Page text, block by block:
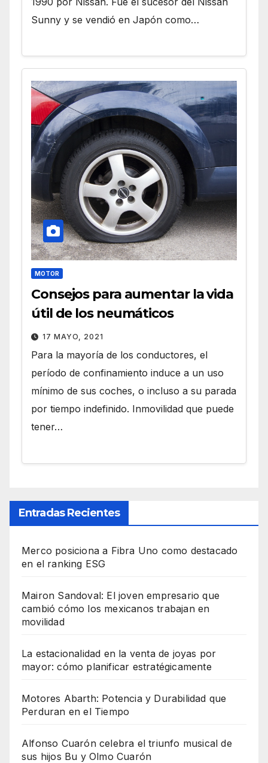
Sunny y se vendió en Japón como…
MOTOR
Consejos para aumentar la vida
útil de los neumáticos
17 MAYO, 2021
Para la mayoría de los conductores, el
período de confinamiento induce a un uso
mínimo de sus coches, o incluso a su parada
por tiempo indefinido. Inmovilidad que puede
tener…
Entradas Recientes
Merco posiciona a Fibra Uno como destacado
en el ranking ESG
Mairon Sandoval: El joven empresario que
cambió cómo los mexicanos trabajan en
movilidad
La estacionalidad en la venta de joyas por
mayor: cómo planificar estratégicamente
Motores Abarth: Potencia y Durabilidad que
Perduran en el Tiempo
Alfonso Cuarón celebra el triunfo musical de
sus hijos Bu y Olmo Cuarón